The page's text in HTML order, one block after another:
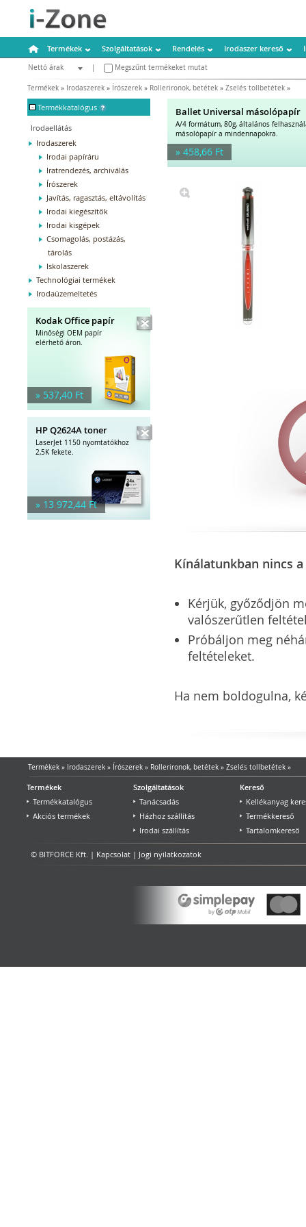
Termékek Szolgáltatások Rendelés Irodaszer kereső
Nettó árak
Megszűnt termékeket mutat
Termékek » Irodaszerek » Írószerek » Rollerironok, betétek » Zselés tollbetétek »
- Termékkatalógus
Irodaellátás
Irodaszerek
Irodai papíráru
Iratrendezés, archiválás
Írószerek
Javítás, ragasztás, eltávolítás
Irodai kiegészítők
Irodai kisgépek
Csomagolás, postázás,
tárolás
Iskolaszerek
Technológiai termékek
Irodaüzemeltetés
Kodak Office papír
Minőségi OEM papír
elérhető áron.
» 537,40 Ft
HP Q2624A toner
LaserJet 1150 nyomtatókhoz
2,5K fekete.
» 13 972,44 Ft
Ballet Universal másolópapír
A/4 formátum, 80g, általános
másolópapír a mindennapokra.
» 458,66 Ft
Kínálatunkban nincs
Kérjük, győződjön
valószerűtlen
Próbáljon meg
feltételeket.
Ha nem boldogulna,
Termékek» Irodaszerek» Írószerek» Rollerironok, betétek» Zselés tollbetétek»
Termékek
Termékkatalógus
Akciós termékek
Szolgáltatások
Tanácsadás
Házhoz szállítás
Irodai szállítás
Kereső
Kellékanyag
Termékkereső
Tartalomkereső
© BITFORCE Kft. | Kapcsolat | Jogi nyilatkozatok